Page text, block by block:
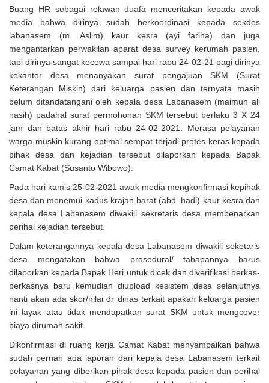
Buang HR sebagai relawan duafa menceritakan kepada awak
media bahwa dirinya sudah berkoordinasi kepada sekdes
labanasem (m. Aslim) kaur kesra (ayi fariha) dan juga
mengantarkan perwakilan aparat desa survey kerumah pasien,
tapi dirinya sangat kecewa sampai hari rabu 24-02-21 pagi dirinya
kekantor desa menanyakan surat pengajuan SKM (Surat
Keterangan Miskin) dari keluarga pasien dan ternyata masih
belum ditandatangani oleh kepala desa Labanasem (maimun ali
nasih) padahal surat permohonan SKM tersebut berlaku 3 X 24
jam dan batas akhir hari rabu 24-02-2021. Merasa pelayanan
warga muskin kurang optimal sempat terjadi protes keras kepada
pihak desa dan kejadian tersebut dilaporkan kepada Bapak
Camat Kabat (Susanto Wibowo).
Pada hari kamis 25-02-2021 awak media mengkonfirmasi kepihak
desa dan menemui kadus krajan barat (abd. hadi) kaur kesra dan
kepala desa Labanasem diwakili sekretaris desa membenarkan
perihal kejadian tersebut.
Dalam keterangannya kepala desa Labanasem diwakili seketaris
desa mengatakan bahwa prosedural/ tahapannya harus
dilaporkan kepada Bapak Heri untuk dicek dan diverifikasi berkas-
berkasnya baru kemudian diupload kesistem desa selanjutnya
nanti akan ada skor/nilai dr dinas terkait apakah keluarga pasien
ini layak atau tidak mendapatkan surat SKM untuk mengcover
biaya dirumah sakit.
Dikonfirmasi di ruang kerja Camat Kabat menyampaikan bahwa
sudah pernah ada laporan dari kepala desa Labanasem terkait
pelayanan yang diberikan pihak desa kepada pasien dan perihal